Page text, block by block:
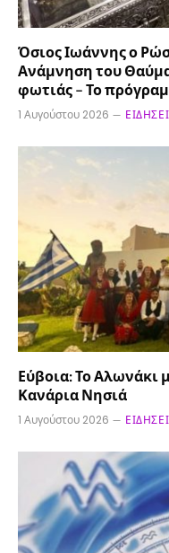
Όσιος Ιωάννης ο
Ανάμνηση του
φωτιάς – Το
1 Αυγούστου 2026
Εύβοια: Το Αλωνάκι
Κανάρια Νησιά
1 Αυγούστου 2026